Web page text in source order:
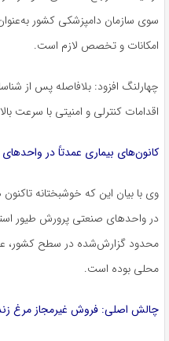
سوی سازمان دامپزشکی کشور
امکانات و تخصص لازم است.
چهارلنگ افزود: بلافاصله پس از
اقدامات کنترلی و امنیتی با سرعت
کانون‌های بیماری عمدتاً در
وی با بیان این که خوشبختانه
در واحدهای صنعتی پرورش طیور
محدود گزارش‌شده در سطح کشور،
محلی بوده است.
چالش اصلی: فروش غیرمجاز مرغ